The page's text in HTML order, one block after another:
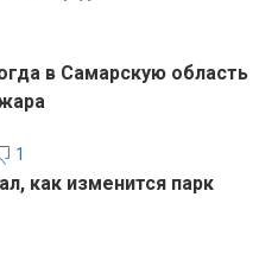
в Самарскую область
1
как изменится парк